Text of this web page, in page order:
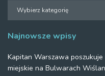
Najnowsze wpisy
Kapitan Warszawa
miejskie na Bulwarach